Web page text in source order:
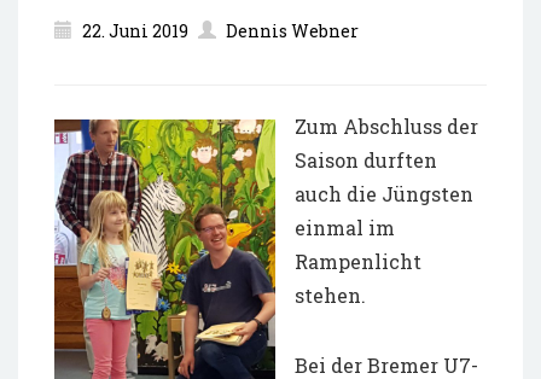
22. Juni 2019 Dennis Webner
Zum Abschluss der
Saison durften
auch die Jüngsten
einmal im
Rampenlicht
stehen.
Bei der Bremer U7-